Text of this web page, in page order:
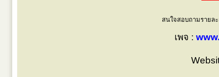
สนใจสอบถามรายล
เพจ :